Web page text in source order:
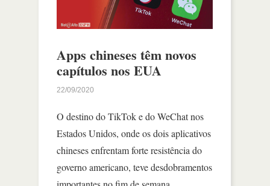
Apps chineses têm novos
capítulos nos EUA
22/09/2020
O destino do TikTok e do WeChat nos
Estados Unidos, onde os dois aplicativos
chineses enfrentam forte resistência do
governo americano, teve desdobramentos